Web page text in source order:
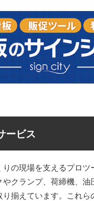
ービス
りの現場を支えるプロ
クランプ、荷締機、
揃えています。これ